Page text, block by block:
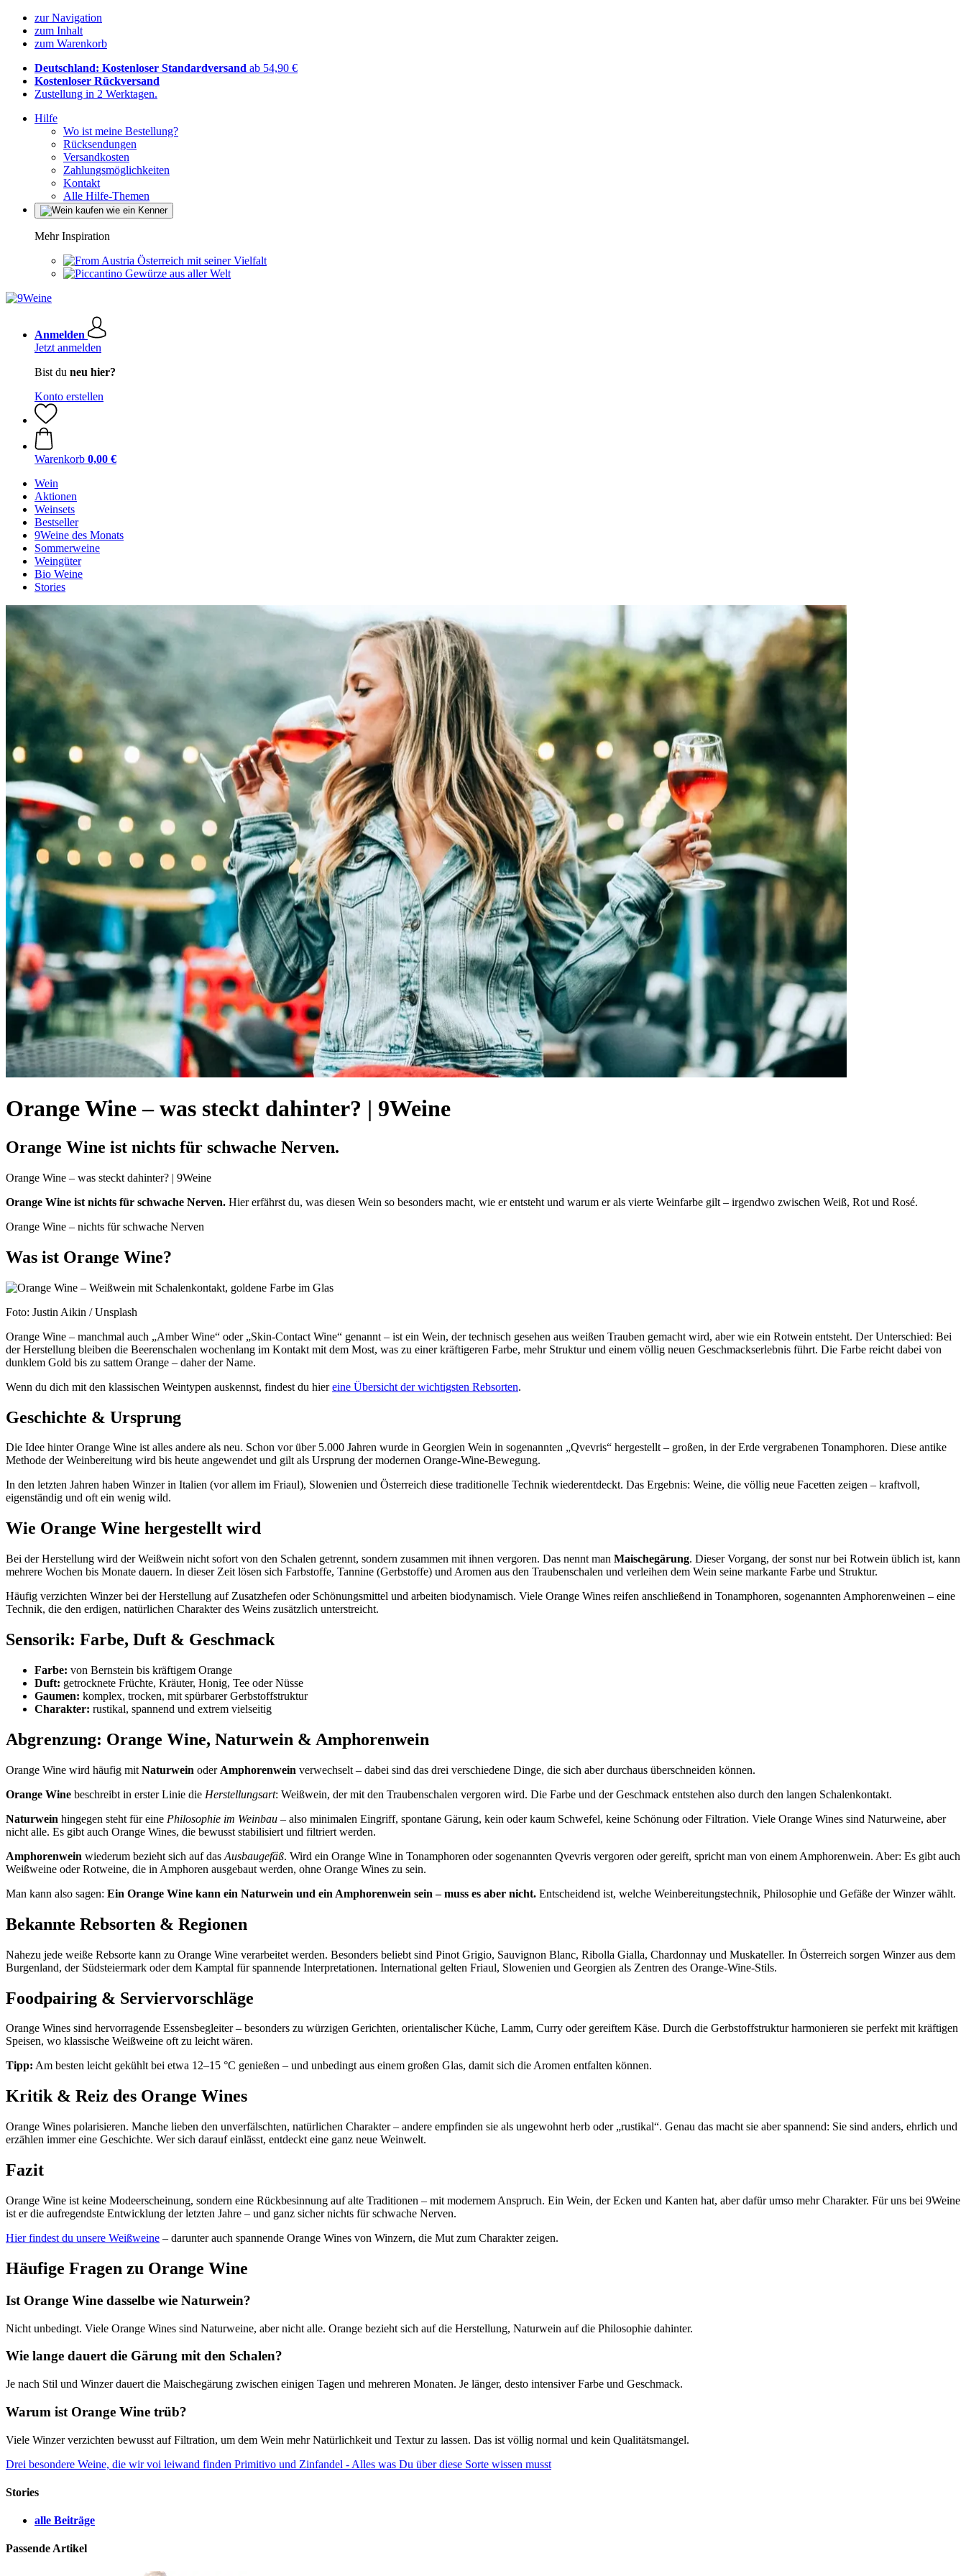
zur Navigation
zum Inhalt
zum Warenkorb
Deutschland: Kostenloser Standardversand ab 54,90 €
Kostenloser Rückversand
Zustellung in 2 Werktagen.
Hilfe
Wo ist meine Bestellung?
Rücksendungen
Versandkosten
Zahlungsmöglichkeiten
Kontakt
Alle Hilfe-Themen
Mehr Inspiration
Österreich mit seiner Vielfalt
Gewürze aus aller Welt
Anmelden
Jetzt anmelden
Bist du neu hier?
Konto erstellen
Warenkorb 0,00 €
Wein
Aktionen
Weinsets
Bestseller
9Weine des Monats
Sommerweine
Weingüter
Bio Weine
Stories
Orange Wine – was steckt dahinter? | 9Weine
Orange Wine ist nichts für schwache Nerven.
Orange Wine – was steckt dahinter? | 9Weine
Orange Wine ist nichts für schwache Nerven. Hier erfährst du, was diesen Wein so besonders macht, wie er entsteht und warum er als vierte Weinfarbe gilt – irgendwo zwischen Weiß, Rot und Rosé.
Orange Wine – nichts für schwache Nerven
Was ist Orange Wine?
Foto: Justin Aikin / Unsplash
Orange Wine – manchmal auch „Amber Wine“ oder „Skin-Contact Wine“ genannt – ist ein Wein, der technisch gesehen aus weißen Trauben gemacht wird, aber wie ein Rotwein entsteht. Der Unterschied: Bei
der Herstellung bleiben die Beerenschalen wochenlang im Kontakt mit dem Most, was zu einer kräftigeren Farbe, mehr Struktur und einem völlig neuen Geschmackserlebnis führt. Die Farbe reicht dabei von
dunklem Gold bis zu sattem Orange – daher der Name.
Wenn du dich mit den klassischen Weintypen auskennst, findest du hiereine Übersicht der wichtigsten Rebsorten.
Geschichte & Ursprung
Die Idee hinter Orange Wine ist alles andere als neu. Schon vor über 5.000 Jahren wurde in Georgien Wein in sogenannten „Qvevris“ hergestellt – großen, in der Erde vergrabenen Tonamphoren. Diese antike
Methode der Weinbereitung wird bis heute angewendet und gilt als Ursprung der modernen Orange-Wine-Bewegung.
In den letzten Jahren haben Winzer in Italien (vor allem im Friaul), Slowenien und Österreich diese traditionelle Technik wiederentdeckt. Das Ergebnis: Weine, die völlig neue Facetten zeigen – kraftvoll,
eigenständig und oft ein wenig wild.
Wie Orange Wine hergestellt wird
Bei der Herstellung wird der Weißwein nicht sofort von den Schalen getrennt, sondern zusammen mit ihnen vergoren. Das nennt man Maischegärung. Dieser Vorgang, der sonst nur bei Rotwein üblich ist, kann
mehrere Wochen bis Monate dauern. In dieser Zeit lösen sich Farbstoffe, Tannine (Gerbstoffe) und Aromen aus den Traubenschalen und verleihen dem Wein seine markante Farbe und Struktur.
Häufig verzichten Winzer bei der Herstellung auf Zusatzhefen oder Schönungsmittel und arbeiten biodynamisch. Viele Orange Wines reifen anschließend in Tonamphoren, sogenannten Amphorenweinen – eine
Technik, die den erdigen, natürlichen Charakter des Weins zusätzlich unterstreicht.
Sensorik: Farbe, Duft & Geschmack
Farbe: von Bernstein bis kräftigem Orange
Duft: getrocknete Früchte, Kräuter, Honig, Tee oder Nüsse
Gaumen: komplex, trocken, mit spürbarer Gerbstoffstruktur
Charakter: rustikal, spannend und extrem vielseitig
Abgrenzung: Orange Wine, Naturwein & Amphorenwein
Orange Wine wird häufig mit Naturwein oder Amphorenwein verwechselt – dabei sind das drei verschiedene Dinge, die sich aber durchaus überschneiden können.
Orange Wine beschreibt in erster Linie die Herstellungsart: Weißwein, der mit den Traubenschalen vergoren wird. Die Farbe und der Geschmack entstehen also durch den langen Schalenkontakt.
Naturwein hingegen steht für eine Philosophie im Weinbau – also minimalen Eingriff, spontane Gärung, kein oder kaum Schwefel, keine Schönung oder Filtration. Viele Orange Wines sind Naturweine, aber
nicht alle. Es gibt auch Orange Wines, die bewusst stabilisiert und filtriert werden.
Amphorenwein wiederum bezieht sich auf das Ausbaugefäß. Wird ein Orange Wine in Tonamphoren oder sogenannten Qvevris vergoren oder gereift, spricht man von einem Amphorenwein. Aber: Es gibt auch
Weißweine oder Rotweine, die in Amphoren ausgebaut werden, ohne Orange Wines zu sein.
Man kann also sagen: Ein Orange Wine kann ein Naturwein und ein Amphorenwein sein – muss es aber nicht. Entscheidend ist, welche Weinbereitungstechnik, Philosophie und Gefäße der Winzer wählt.
Bekannte Rebsorten & Regionen
Nahezu jede weiße Rebsorte kann zu Orange Wine verarbeitet werden. Besonders beliebt sind Pinot Grigio, Sauvignon Blanc, Ribolla Gialla, Chardonnay und Muskateller. In Österreich sorgen Winzer aus dem
Burgenland, der Südsteiermark oder dem Kamptal für spannende Interpretationen. International gelten Friaul, Slowenien und Georgien als Zentren des Orange-Wine-Stils.
Foodpairing & Serviervorschläge
Orange Wines sind hervorragende Essensbegleiter – besonders zu würzigen Gerichten, orientalischer Küche, Lamm, Curry oder gereiftem Käse. Durch die Gerbstoffstruktur harmonieren sie perfekt mit kräftigen
Speisen, wo klassische Weißweine oft zu leicht wären.
Tipp: Am besten leicht gekühlt bei etwa 12–15 °C genießen – und unbedingt aus einem großen Glas, damit sich die Aromen entfalten können.
Kritik & Reiz des Orange Wines
Orange Wines polarisieren. Manche lieben den unverfälschten, natürlichen Charakter – andere empfinden sie als ungewohnt herb oder „rustikal“. Genau das macht sie aber spannend: Sie sind anders, ehrlich und
erzählen immer eine Geschichte. Wer sich darauf einlässt, entdeckt eine ganz neue Weinwelt.
Fazit
Orange Wine ist keine Modeerscheinung, sondern eine Rückbesinnung auf alte Traditionen – mit modernem Anspruch. Ein Wein, der Ecken und Kanten hat, aber dafür umso mehr Charakter. Für uns bei 9Weine
ist er die aufregendste Entwicklung der letzten Jahre – und ganz sicher nichts für schwache Nerven.
Hier findest du unsere Weißweine – darunter auch spannende Orange Wines von Winzern, die Mut zum Charakter zeigen.
Häufige Fragen zu Orange Wine
Ist Orange Wine dasselbe wie Naturwein?
Nicht unbedingt. Viele Orange Wines sind Naturweine, aber nicht alle. Orange bezieht sich auf die Herstellung, Naturwein auf die Philosophie dahinter.
Wie lange dauert die Gärung mit den Schalen?
Je nach Stil und Winzer dauert die Maischegärung zwischen einigen Tagen und mehreren Monaten. Je länger, desto intensiver Farbe und Geschmack.
Warum ist Orange Wine trüb?
Viele Winzer verzichten bewusst auf Filtration, um dem Wein mehr Natürlichkeit und Textur zu lassen. Das ist völlig normal und kein Qualitätsmangel.
Drei besondere Weine, die wir voi leiwand finden Primitivo und Zinfandel - Alles was Du über diese Sorte wissen musst
Stories
alle Beiträge
Passende Artikel